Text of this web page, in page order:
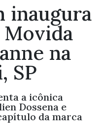
inaugura
Movida
na
SP
a icônica
Dossena e
da marca